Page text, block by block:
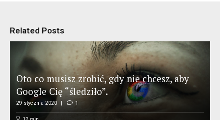
Related Posts
Oto co musisz zrobić, gdy nie chcesz, aby
Google Cię “śledziło”.
29 stycznia 2020 1